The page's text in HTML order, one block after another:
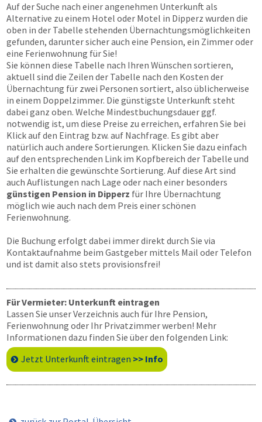
Auf der Suche nach einer angenehmen Unterkunft als
Alternative zu einem Hotel oder Motel in Dipperz wurden die
oben in der Tabelle stehenden Übernachtungs­möglichkeiten
gefunden, darunter sicher auch eine Pension, ein Zimmer oder
eine Ferienwohnung für Sie!
Sie können diese Tabelle nach Ihren Wünschen sortieren,
aktuell sind die Zeilen der Tabelle nach den Kosten der
Übernachtung für zwei Personen sortiert, also üblicherweise
in einem Doppelzimmer. Die günstigste Unterkunft steht
dabei ganz oben. Welche Mindestbuchungsdauer ggf.
notwendig ist, um diese Preise zu erreichen, erfahren Sie bei
Klick auf den Eintrag bzw. auf Nachfrage. Es gibt aber
natürlich auch andere Sortierungen. Klicken Sie dazu einfach
auf den entsprechenden Link im Kopfbereich der Tabelle und
Sie erhalten die gewünschte Sortierung. Auf diese Art sind
auch Auflistungen nach Lage oder nach einer besonders
günstigen Pension in Dipperz für Ihre Übernachtung
möglich wie auch nach dem Preis einer schönen
Ferienwohnung.
Die Buchung erfolgt dabei immer direkt durch Sie via
Kontaktaufnahme beim Gastgeber mittels Mail oder Telefon
und ist damit also stets provisionsfrei!
Für Vermieter: Unterkunft eintragen
Lassen Sie unser Verzeichnis auch für Ihre Pension,
Ferienwohnung oder Ihr Privatzimmer werben! Mehr
Informationen dazu finden Sie über den folgenden Link:
Jetzt Unterkunft eintragen >> Info